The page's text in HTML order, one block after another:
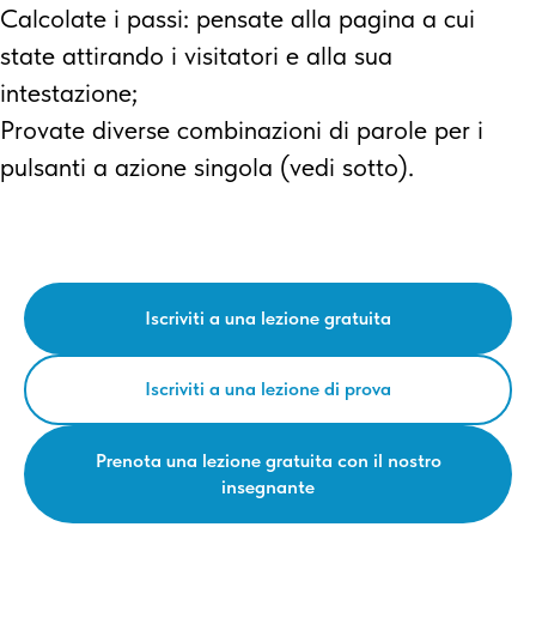
Calcolate i passi: pensate alla pagina a cui
state attirando i visitatori e alla sua
intestazione;
Provate diverse combinazioni di parole per i
pulsanti a azione singola (vedi sotto).
Iscriviti a una lezione gratuita
Iscriviti a una lezione di prova
Prenota una lezione gratuita con il nostro
insegnante